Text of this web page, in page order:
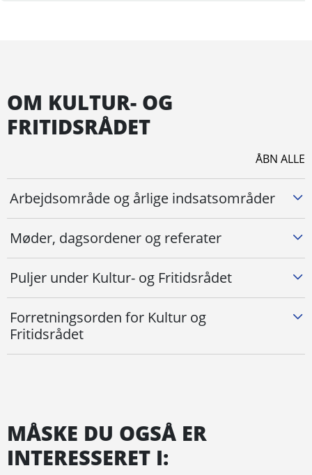
OM KULTUR- OG
FRITIDSRÅDET
ÅBN ALLE
Arbejdsområde og årlige indsatsområder
Møder, dagsordener og referater
Puljer under Kultur- og Fritidsrådet
Forretningsorden for Kultur og
Fritidsrådet
MÅSKE DU OGSÅ ER
INTERESSERET I: